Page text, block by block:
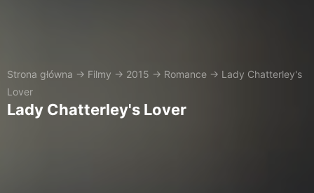
Strona główna → Filmy → 2015 → Romance → Lady Chatterley's
Lover
Lady Chatterley's Lover